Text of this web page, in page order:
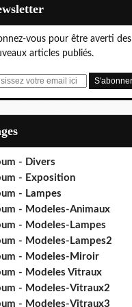
vous pour être averti des
articles publiés.
- Divers
- Exposition
- Lampes
- Modeles-Animaux
- Modeles-Lampes
- Modeles-Lampes2
- Modeles-Miroir
- Modeles Vitraux
- Modeles-Vitraux2
- Modeles-Vitraux3